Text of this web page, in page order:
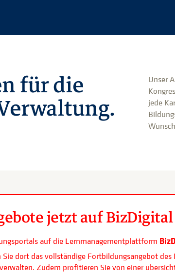
für die
Unser
jede
jetzt auf BizDigital
auf die Lernmanagementplattform
dort das vollständige Fortbildungsangebot
Zudem profitieren Sie von einer